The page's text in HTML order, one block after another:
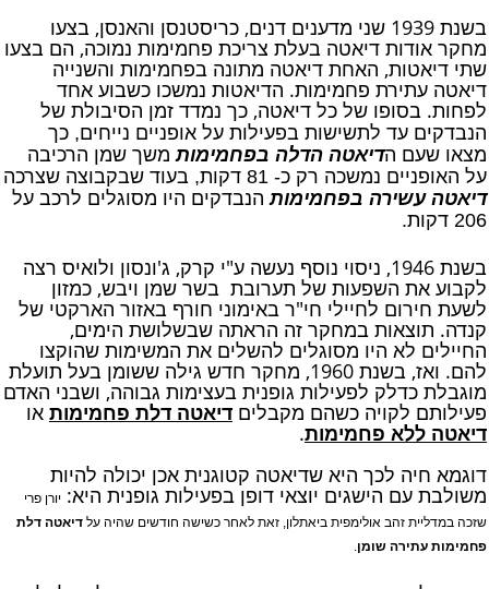
בשנת 1939 שני מדענים דנים, כריסטנסן והאנסן, בצעו
מחקר אודות דיאטה בעלת צריכת פחמימות נמוכה, הם בצעו
שתי דיאטות, האחת דיאטה מתונה בפחמימות והשנייה
דיאטה עתירת פחמימות. הדיאטות נמשכו כשבוע אחד
לפחות. בסופו של כל דיאטה, כך נמדד זמן הסיבולת של
הנבדקים עד לתשישות בפעילות על אופניים נייחים, כך
מצאו שעם הדיאטה הדלה בפחמימות משך שמן הרכיבה
על האופניים נמשכה רק כ- 81 דקות, בעוד שבקבוצה שצרכה
דיאטה עשירה בפחמימות הנבדקים היו מסוגלים לרכב על
206 דקות.
בשנת 1946, ניסוי נוסף נעשה ע"י קרק, ג'ונסון ולואיס רצה
לקבוע את השפעות של תערובת בשר שמן ויבש, כמזון
לשעת חירום לחיילי חי"ר באימוני חורף באזור הארקטי של
קנדה. תוצאות במחקר זה הראתה שבשלושת הימים,
החיילים לא היו מסוגלים להשלים את המשימות שהוקצו
להם. ואז, בשנת 1960, מחקר חדש גילה ששומן בעל תועלת
מוגבלת כדלק לפעילות גופנית בעצימות גבוהה, ושבני האדם
פעילותם לקויה כשהם מקבלים דיאטה דלת פחמימות או
דיאטה ללא פחמימות.
דוגמא חיה לכך היא שדיאטה קטוגנית אכן יכולה להיות
משולבת עם הישגים יוצאי דופן בפעילות גופנית היא: יורן פרי
שזכה במדליית זהב אולימפית ביאתלון, זאת לאחר כשישה חודשים שהיה על דיאטה דלת
פחמימות עתירה שומן